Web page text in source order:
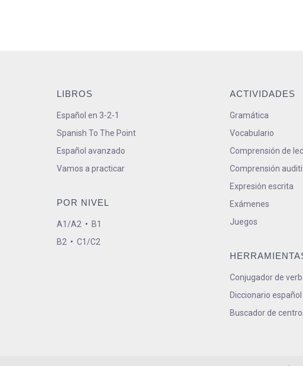
LIBROS
Español en 3-2-1
Spanish To The Point
Español avanzado
Vamos a practicar
POR NIVEL
A1/A2 • B1
B2 • C1/C2
ACTIVIDADES
Gramática
Vocabulario
Comprensión de
Comprensión
Expresión escrita
Exámenes
Juegos
Conjugador de
Diccionario español
Buscador de